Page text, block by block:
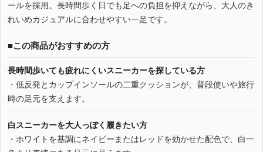
ールを採用。長時間歩く日でも足への負担を抑えながら、大人のき
れいめカジュアルに合わせやすい一足です。
■この商品がおすすめの方
長時間歩いても疲れにくいスニーカーを探している方
・低反発とカップインソールの二重クッションが、普段使いや旅行
時の足元を支えます。
白スニーカーを大人っぽく履きたい方
・ホワイトを基調にネイビーまたはレッドを効かせた配色で、白一